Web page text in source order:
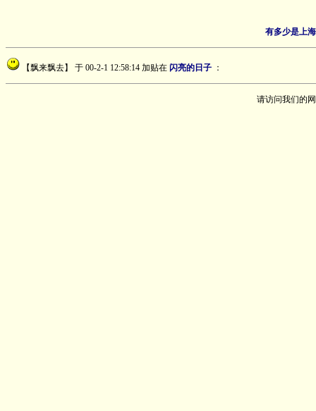
有多少是上
【飘来飘去】 于 00-2-1 12:58:14 加贴在 闪亮的日子 ：
请访问我们的